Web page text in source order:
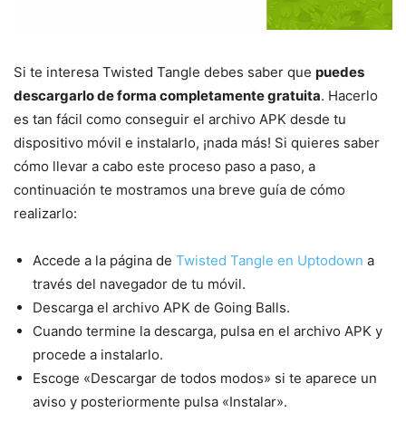
Si te interesa Twisted Tangle debes saber que puedes
descargarlo de forma completamente gratuita. Hacerlo
es tan fácil como conseguir el archivo APK desde tu
dispositivo móvil e instalarlo, ¡nada más! Si quieres saber
cómo llevar a cabo este proceso paso a paso, a
continuación te mostramos una breve guía de cómo
realizarlo:
Accede a la página de Twisted Tangle en Uptodown a
través del navegador de tu móvil.
Descarga el archivo APK de Going Balls.
Cuando termine la descarga, pulsa en el archivo APK y
procede a instalarlo.
Escoge «Descargar de todos modos» si te aparece un
aviso y posteriormente pulsa «Instalar».